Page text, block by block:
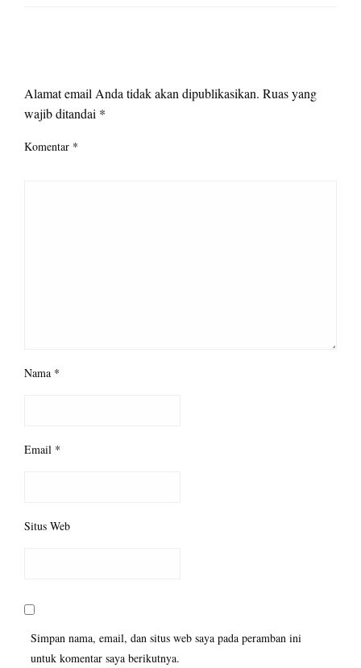
Alamat email Anda tidak akan dipublikasikan. Ruas yang
wajib ditandai *
Komentar *
Nama *
Email *
Situs Web
Simpan nama, email, dan situs web saya pada peramban ini
untuk komentar saya berikutnya.